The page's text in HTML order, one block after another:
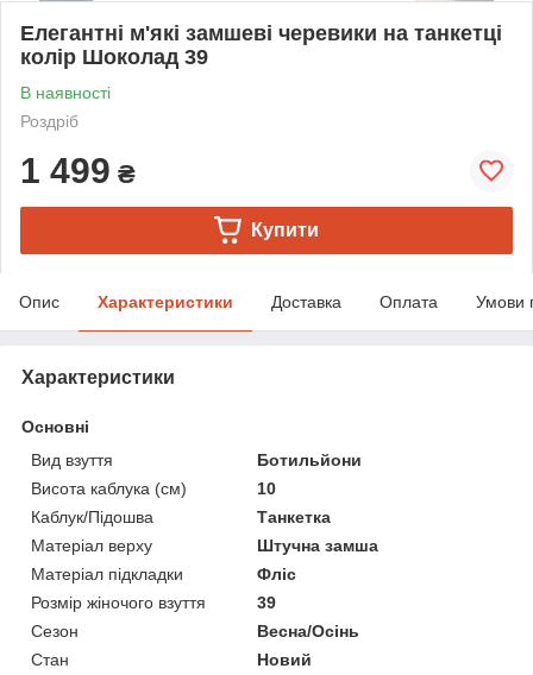
Елегантні м'які замшеві черевики на танкетці
колір Шоколад 39
В наявності
Роздріб
1 499 ₴
Купити
Опис Характеристики Доставка Оплата Умови
Характеристики
Основні
Вид взуття
Ботильйони
Висота каблука (см)
10
Каблук/Підошва
Танкетка
Матеріал верху
Штучна замша
Матеріал підкладки
Фліс
Розмір жіночого взуття
39
Сезон
Весна/Осінь
Стан
Новий